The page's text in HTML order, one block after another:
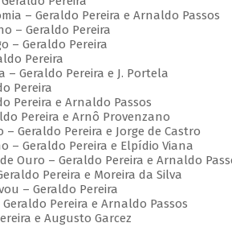
– Geraldo Pereira e Arnaldo Passos
– Geraldo Pereira
– Geraldo Pereira
Pereira
– Geraldo Pereira e J. Portela
Pereira
Pereira e Arnaldo Passos
Pereira e Arnô Provenzano
– Geraldo Pereira e Jorge de Castro
– Geraldo Pereira e Elpídio Viana
Ouro – Geraldo Pereira e Arnaldo
Pereira e Moreira da Silva
– Geraldo Pereira
Pereira e Arnaldo Passos
e Augusto Garcez